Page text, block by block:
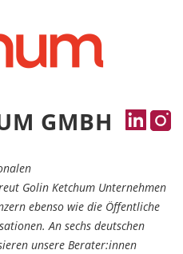
GMBH
Golin Ketchum Unternehmen
ebenso wie die Öffentliche
An sechs deutschen
unsere Berater:innen